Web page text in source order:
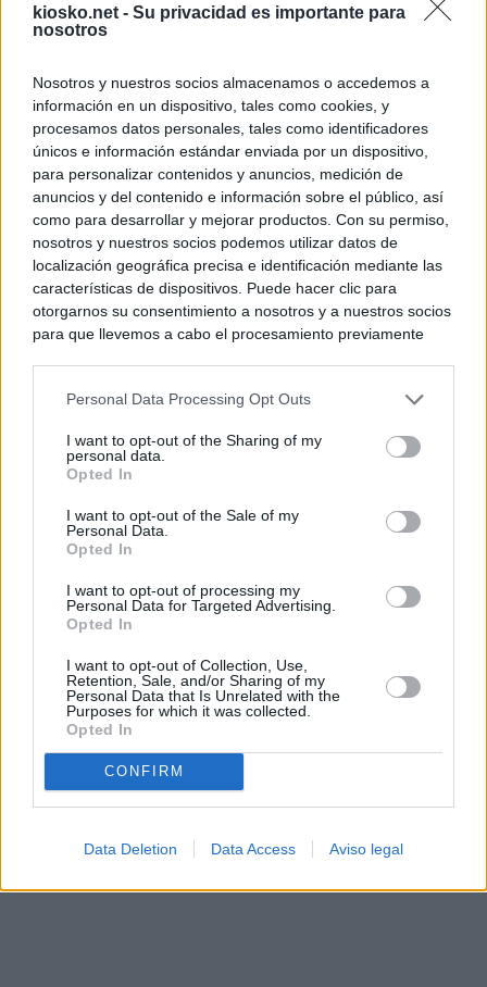
kiosko.net - Su privacidad es importante para
nosotros
Nosotros y nuestros socios almacenamos o accedemos a
información en un dispositivo, tales como cookies, y
procesamos datos personales, tales como identificadores
únicos e información estándar enviada por un dispositivo,
para personalizar contenidos y anuncios, medición de
anuncios y del contenido e información sobre el público, así
como para desarrollar y mejorar productos. Con su permiso,
nosotros y nuestros socios podemos utilizar datos de
localización geográfica precisa e identificación mediante las
características de dispositivos. Puede hacer clic para
otorgarnos su consentimiento a nosotros y a nuestros socios
para que llevemos a cabo el procesamiento previamente
negar su consentimiento. Tenga en cuenta que algún
de su consentimiento, pero usted tiene el derecho de
rechazar tal procesamiento. Sus preferencias se aplicarán
cualquier momento entrando de nuevo en este sitio web o
visitando nuestra política de privacidad.
Personal Data Processing Opt Outs
I want to opt-out of the Sharing of my
personal data.
Opted In
I want to opt-out of the Sale of my
Personal Data.
Opted In
I want to opt-out of processing my
Personal Data for Targeted Advertising.
Opted In
I want to opt-out of Collection, Use,
Retention, Sale, and/or Sharing of my
Personal Data that Is Unrelated with the
Purposes for which it was collected.
Opted In
CONFIRM
Data Deletion Data Access Aviso legal